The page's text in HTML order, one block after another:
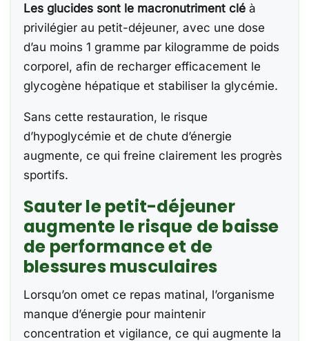
Les glucides sont le macronutriment clé à
privilégier au petit-déjeuner, avec une dose
d’au moins 1 gramme par kilogramme de poids
corporel, afin de recharger efficacement le
glycogène hépatique et stabiliser la glycémie.
Sans cette restauration, le risque
d’hypoglycémie et de chute d’énergie
augmente, ce qui freine clairement les progrès
sportifs.
Sauter le petit-déjeuner
augmente le risque de baisse
de performance et de
blessures musculaires
Lorsqu’on omet ce repas matinal, l’organisme
manque d’énergie pour maintenir
concentration et vigilance, ce qui augmente la